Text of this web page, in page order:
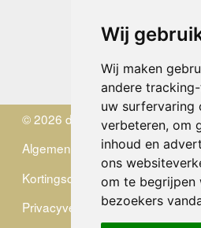
Wij
Wij maken
andere
uw surfervaring
verbeteren, om
inhoud en
ons
om te begrijpen
bezoekers
Donderdag
10.00 -
Vrijdag 10.00 -
Zaterdag
Zondag
© 2026 de Zwerver
Algemene Voorwaarden
Kortingscode
Privacyverklaring